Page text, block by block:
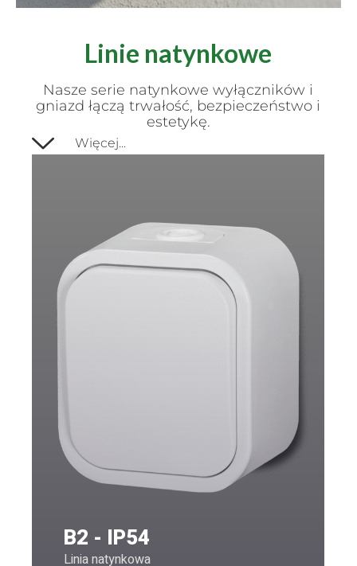
SMART
ARANŻACJE
Sprawdź nasze i Wasze aranżacje
produktów serii SMART. Mogą one pomóc
podjąć Tobie decyzję o ich zakupie do
WEJDŹ
Linie natynkowe
Nasze serie natynkowe wyłączników i
gniazd łączą trwałość, bezpieczeństwo i
estetykę.
Więcej...
AQUATIC - IP55
Linia natynkowa